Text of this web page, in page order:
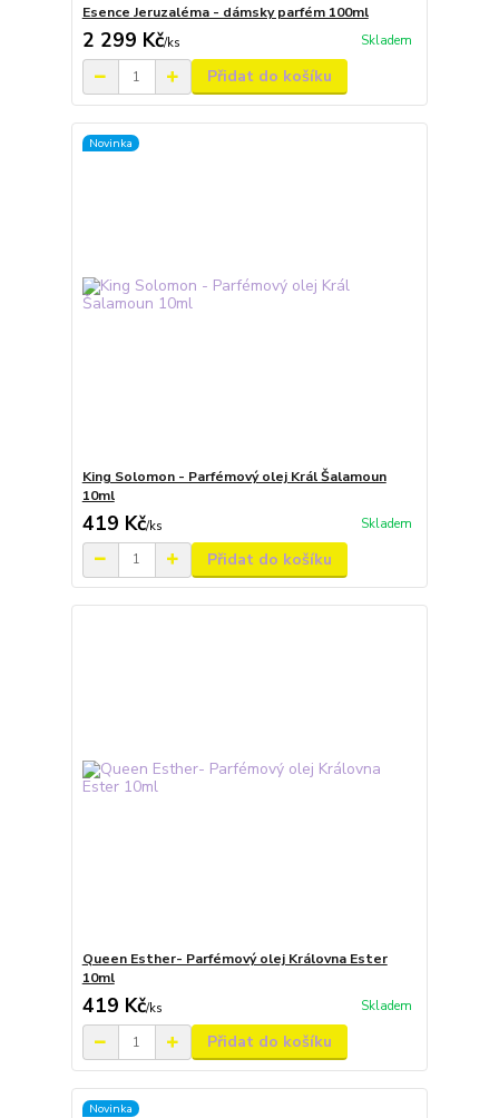
Esence Jeruzaléma - dámsky parfém 100ml
2 299 Kč/ks Skladem
Přidat do košíku
Novinka
King Solomon - Parfémový olej Král Šalamoun
10ml
419 Kč/ks Skladem
Přidat do košíku
Queen Esther- Parfémový olej Královna Ester
10ml
419 Kč/ks Skladem
Přidat do košíku
Novinka